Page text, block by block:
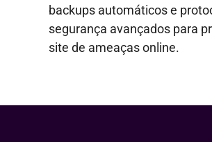
backups automáticos e
segurança avançados para
site de ameaças online.